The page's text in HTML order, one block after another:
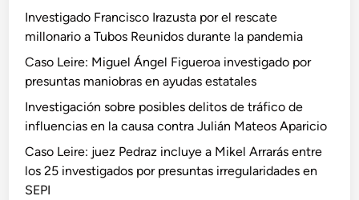
Investigado Francisco Irazusta por el rescate
millonario a Tubos Reunidos durante la pandemia
Caso Leire: Miguel Ángel Figueroa investigado por
presuntas maniobras en ayudas estatales
Investigación sobre posibles delitos de tráfico de
influencias en la causa contra Julián Mateos Aparicio
Caso Leire: juez Pedraz incluye a Mikel Arrarás entre
los 25 investigados por presuntas irregularidades en
SEPI